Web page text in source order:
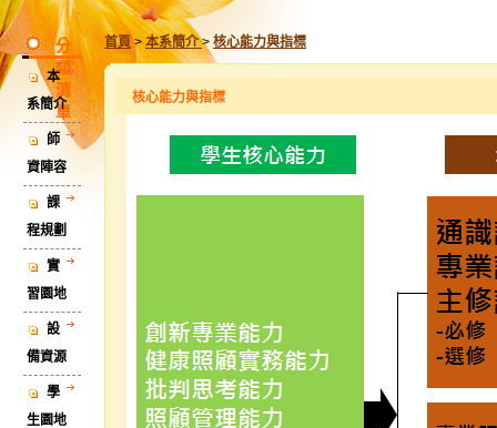
分
類
清
單
本
系簡介
師
資陣容
課
程規劃
實
習園地
設
備資源
學
生園地
首頁 > 本系簡介> 核心能力與指標
核心能力與指標